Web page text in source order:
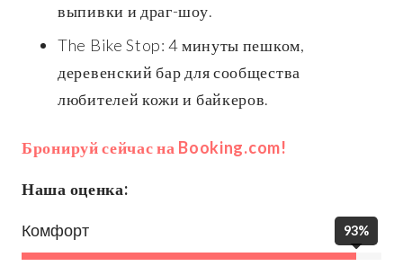
выпивки и драг-шоу.
The Bike Stop: 4 минуты пешком,
деревенский бар для сообщества
любителей кожи и байкеров.
Бронируй сейчас на Booking.com!
Наша оценка:
Комфорт 93%